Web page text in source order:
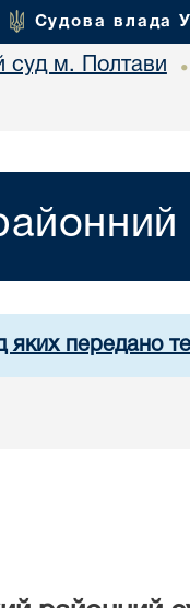
Судова влада
суд м. Полтави •
яких передано